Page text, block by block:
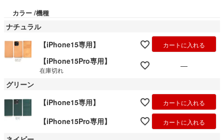
カラー 機種
ナチュラル
【iPhone15専用】
カートに入れる
【iPhone15Pro専用】
在庫切れ
—
グリーン
【iPhone15専用】
カートに入れる
【iPhone15Pro専用】 カートに入れる